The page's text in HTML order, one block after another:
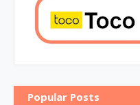
Popular Posts